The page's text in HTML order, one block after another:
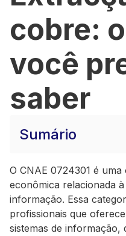
cobre:
você
saber
Sumário
O CNAE 0724301 é uma
econômica relacionada
informação. Essa
profissionais que
sistemas de informação,